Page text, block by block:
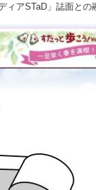
ィアSTaD」誌面と